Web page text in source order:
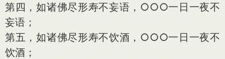
第四，如诸佛尽形寿不妄语，○○○一日一夜不
妄语；
第五，如诸佛尽形寿不饮酒，○○○一日一夜不
饮酒；